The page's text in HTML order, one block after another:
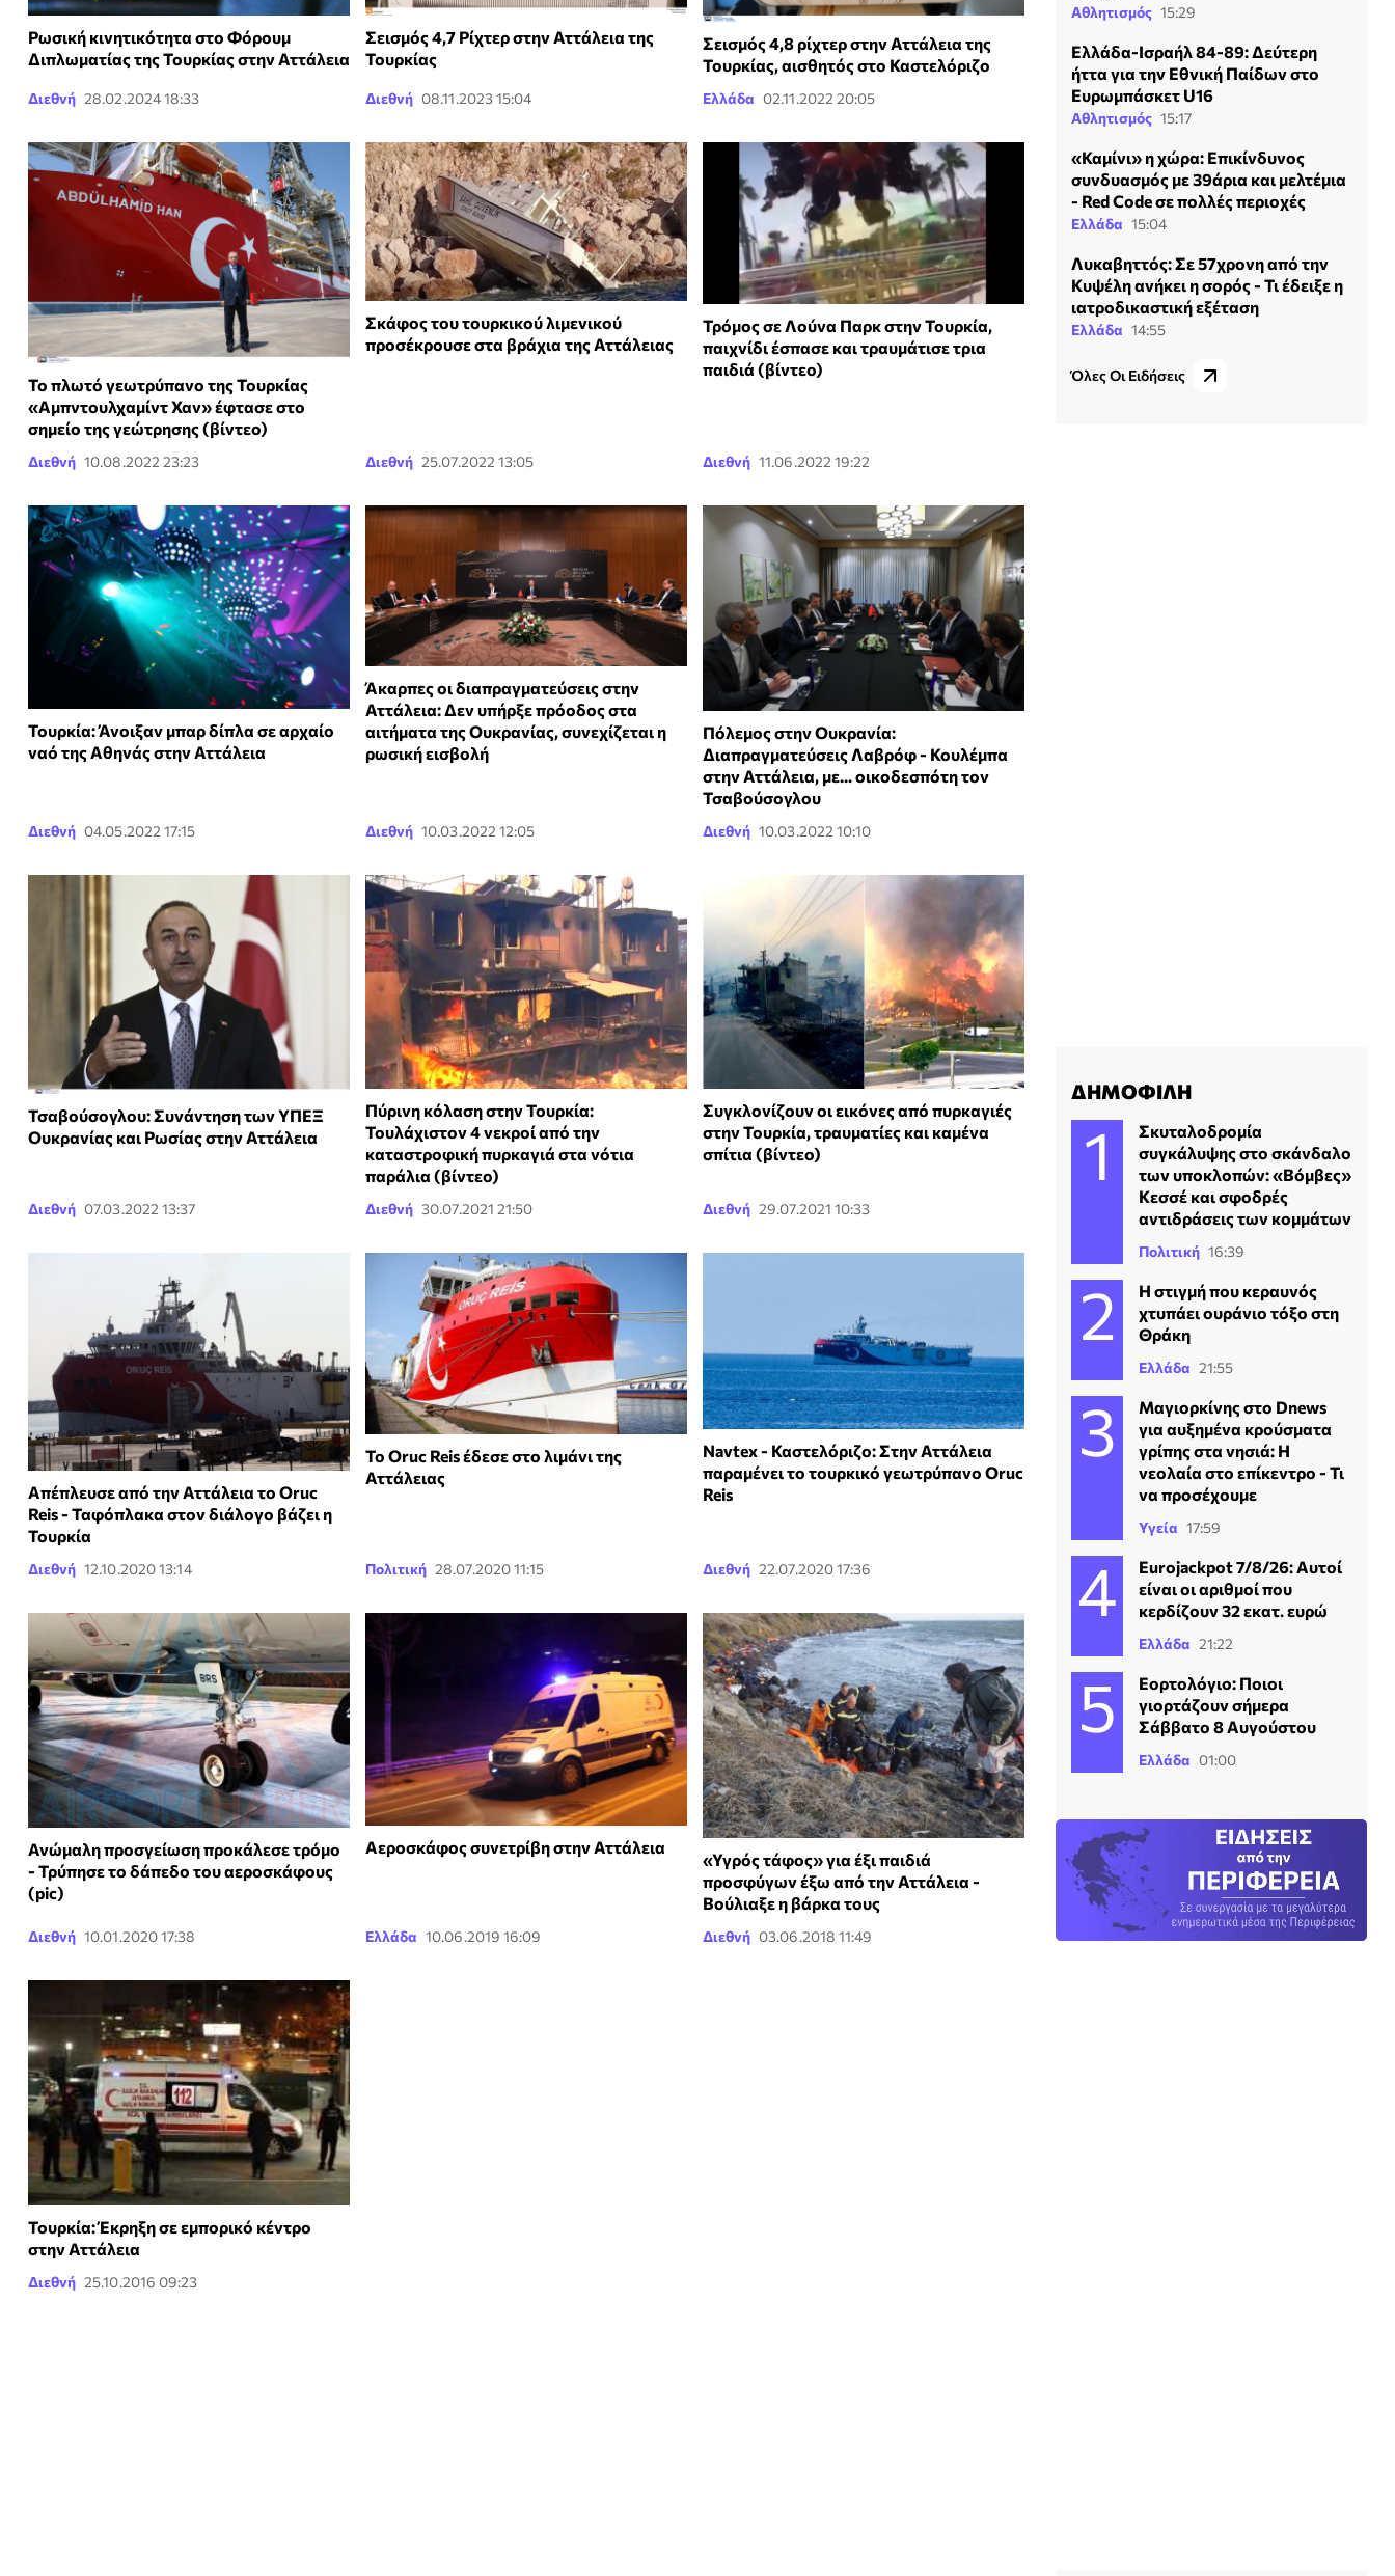
Ρωσική κινητικότητα στο Φόρουμ
Διπλωματίας της Τουρκίας στην Αττάλεια
Διεθνή 28.02.2024 18:33
Σεισμός 4,7 Ρίχτερ στην Αττάλεια της
Τουρκίας
Διεθνή 08.11.2023 15:04
Σεισμός 4,8 ρίχτερ στην Αττάλεια της
Τουρκίας, αισθητός στο Καστελόριζο
Ελλάδα 02.11.2022 20:05
Το πλωτό γεωτρύπανο της Τουρκίας
«Αμπντουλχαμίντ Χαν» έφτασε στο
σημείο της γεώτρησης (βίντεο)
Διεθνή 10.08.2022 23:23
Σκάφος του τουρκικού λιμενικού
προσέκρουσε στα βράχια της Αττάλειας
Διεθνή 25.07.2022 13:05
Τρόμος σε Λούνα Παρκ στην Τουρκία,
παιχνίδι έσπασε και τραυμάτισε τρια
παιδιά (βίντεο)
Διεθνή 11.06.2022 19:22
Τουρκία: Άνοιξαν μπαρ δίπλα σε αρχαίο
ναό της Αθηνάς στην Αττάλεια
Διεθνή 04.05.2022 17:15
Άκαρπες οι διαπραγματεύσεις στην
Αττάλεια: Δεν υπήρξε πρόοδος στα
αιτήματα της Ουκρανίας, συνεχίζεται η
ρωσική εισβολή
Διεθνή 10.03.2022 12:05
Πόλεμος στην Ουκρανία:
Διαπραγματεύσεις Λαβρόφ - Κουλέμπα
στην Αττάλεια, με... οικοδεσπότη τον
Τσαβούσογλου
Διεθνή 10.03.2022 10:10
Τσαβούσογλου: Συνάντηση των ΥΠΕΞ
Ουκρανίας και Ρωσίας στην Αττάλεια
Διεθνή 07.03.2022 13:37
Πύρινη κόλαση στην Τουρκία:
Τουλάχιστον 4 νεκροί από την
καταστροφική πυρκαγιά στα νότια
παράλια (βίντεο)
Διεθνή 30.07.2021 21:50
Συγκλονίζουν οι εικόνες από πυρκαγιές
στην Τουρκία, τραυματίες και καμένα
σπίτια (βίντεο)
Διεθνή 29.07.2021 10:33
Απέπλευσε από την Αττάλεια το Oruc
Reis - Ταφόπλακα στον διάλογο βάζει η
Τουρκία
Διεθνή 12.10.2020 13:14
Το Oruc Reis έδεσε στο λιμάνι της
Αττάλειας
Πολιτική 28.07.2020 11:15
Navtex - Καστελόριζο: Στην Αττάλεια
παραμένει το τουρκικό γεωτρύπανο Oruc
Reis
Διεθνή 22.07.2020 17:36
Ανώμαλη προσγείωση προκάλεσε τρόμο
- Τρύπησε το δάπεδο του αεροσκάφους
(pic)
Διεθνή 10.01.2020 17:38
Αεροσκάφος συνετρίβη στην Αττάλεια
Ελλάδα 10.06.2019 16:09
«Υγρός τάφος» για έξι παιδιά
προσφύγων έξω από την Αττάλεια -
Βούλιαξε η βάρκα τους
Διεθνή 03.06.2018 11:49
Τουρκία: Έκρηξη σε εμπορικό κέντρο
στην Αττάλεια
Διεθνή 25.10.2016 09:23
Αθλητισμός 15:29
Ελλάδα-Ισραήλ 84-89: Δεύτερη
ήττα για την Εθνική Παίδων στο
Ευρωμπάσκετ U16
Αθλητισμός 15:17
«Καμίνι» η χώρα: Επικίνδυνος
συνδυασμός με 39άρια και μελτέμια
- Red Code σε πολλές περιοχές
Ελλάδα 15:04
Λυκαβηττός: Σε 57χρονη από την
Κυψέλη ανήκει η σορός - Τι έδειξε η
ιατροδικαστική εξέταση
Ελλάδα 14:55
Όλες Οι Ειδήσεις
ΔΗΜΟΦΙΛΗ
Σκυταλοδρομία
συγκάλυψης στο σκάνδαλο
των υποκλοπών: «Βόμβες»
Κεσσέ και σφοδρές
αντιδράσεις των κομμάτων
Πολιτική 16:39
H στιγμή που κεραυνός
χτυπάει ουράνιο τόξο στη
Θράκη
Ελλάδα 21:55
Μαγιορκίνης στο Dnews
για αυξημένα κρούσματα
γρίπης στα νησιά: Η
νεολαία στο επίκεντρο - Τι
να προσέχουμε
Υγεία 17:59
Eurojackpot 7/8/26: Αυτοί
είναι οι αριθμοί που
κερδίζουν 32 εκατ. ευρώ
Ελλάδα 21:22
Εορτολόγιο: Ποιοι
γιορτάζουν σήμερα
Σάββατο 8 Αυγούστου
Ελλάδα 01:00